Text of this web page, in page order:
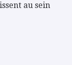
au sein